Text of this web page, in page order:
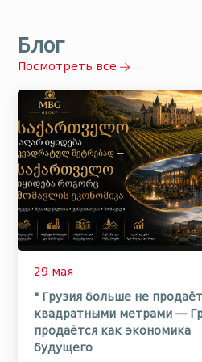
Блог
Посмотреть все
29 мая
" Грузия больше не
квадратными метрами —
продаётся как экономика
будущего